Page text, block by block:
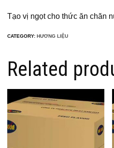
Tạo vị ngọt cho thức ăn chăn
CATEGORY: HƯƠNG LIỆU
Related